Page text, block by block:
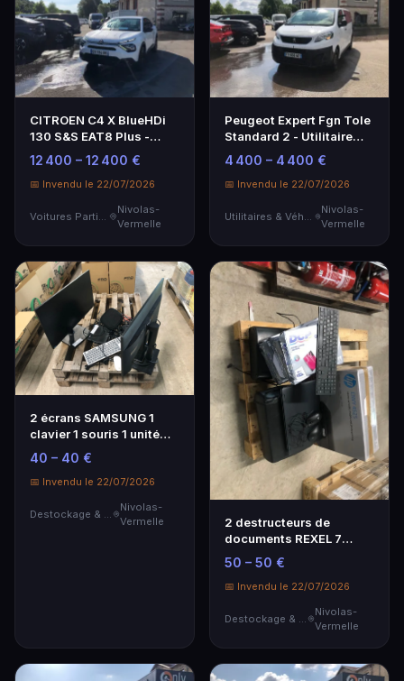
CITROEN C4 X BlueHDi
130 S&S EAT8 Plus -
Voiture Particulière
12 400 – 12 400 €
📅 Invendu le 22/07/2026
Nivolas-
Vermelle
Peugeot Expert Fgn Tole
Standard 2 - Utilitaire
d'occasion
4 400 – 4 400 €
📅 Invendu le 22/07/2026
Nivolas-
Vermelle
2 écrans SAMSUNG 1
clavier 1 souris 1 unité
centrale 1 imprimante
40 – 40 €
📅 Invendu le 22/07/2026
Destockage & Invendus
Nivolas-
Vermelle
2 destructeurs de
documents REXEL 7
ramettes de papier et
banettes 1 ordinateur
portable HP intelCore i5 1
50 – 50 €
📅 Invendu le 22/07/2026
Nivolas-
Vermelle